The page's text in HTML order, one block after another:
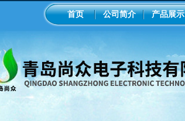
首页 公司简介 产品展示